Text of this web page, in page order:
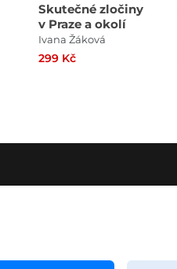
Skutečné zločiny
v Praze a okolí
Ivana Žáková
299 Kč